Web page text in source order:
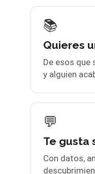
📚
Quieres
De esos que
y alguien
💬
Te gusta
Con datos,